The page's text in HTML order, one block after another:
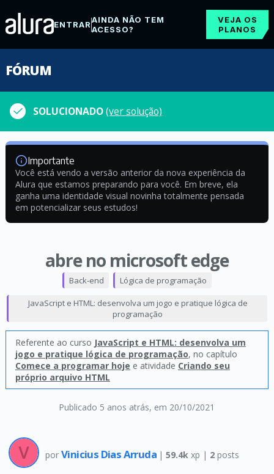
ENTRARAINDA NÃO TEM
ACESSO?
VEJA OS
PLANOS
FÓRUM
SOLUCIONADO(ver solução)
Importante
Você está vendo a versão anterior da nova experiência da
Alura que estamos preparando para você. Em breve, ela
ganha uma identidade visual novinha totalmente pensada
em potencializar seus estudos!
abre no microsoft edge
Publicado 5 anos atrás, em 20/10/2021
Back-end Lógica de programação
JavaScript e HTML: desenvolva um jogo e pratique lógica de
programação
Referente ao curso JavaScript e HTML: desenvolva um
jogo e pratique lógica de programação, no capítulo
Comece a programar hoje e atividade Criando seu
próprio arquivo HTML
por Vinicius Dias Arruda |59.4k xp | 2 posts